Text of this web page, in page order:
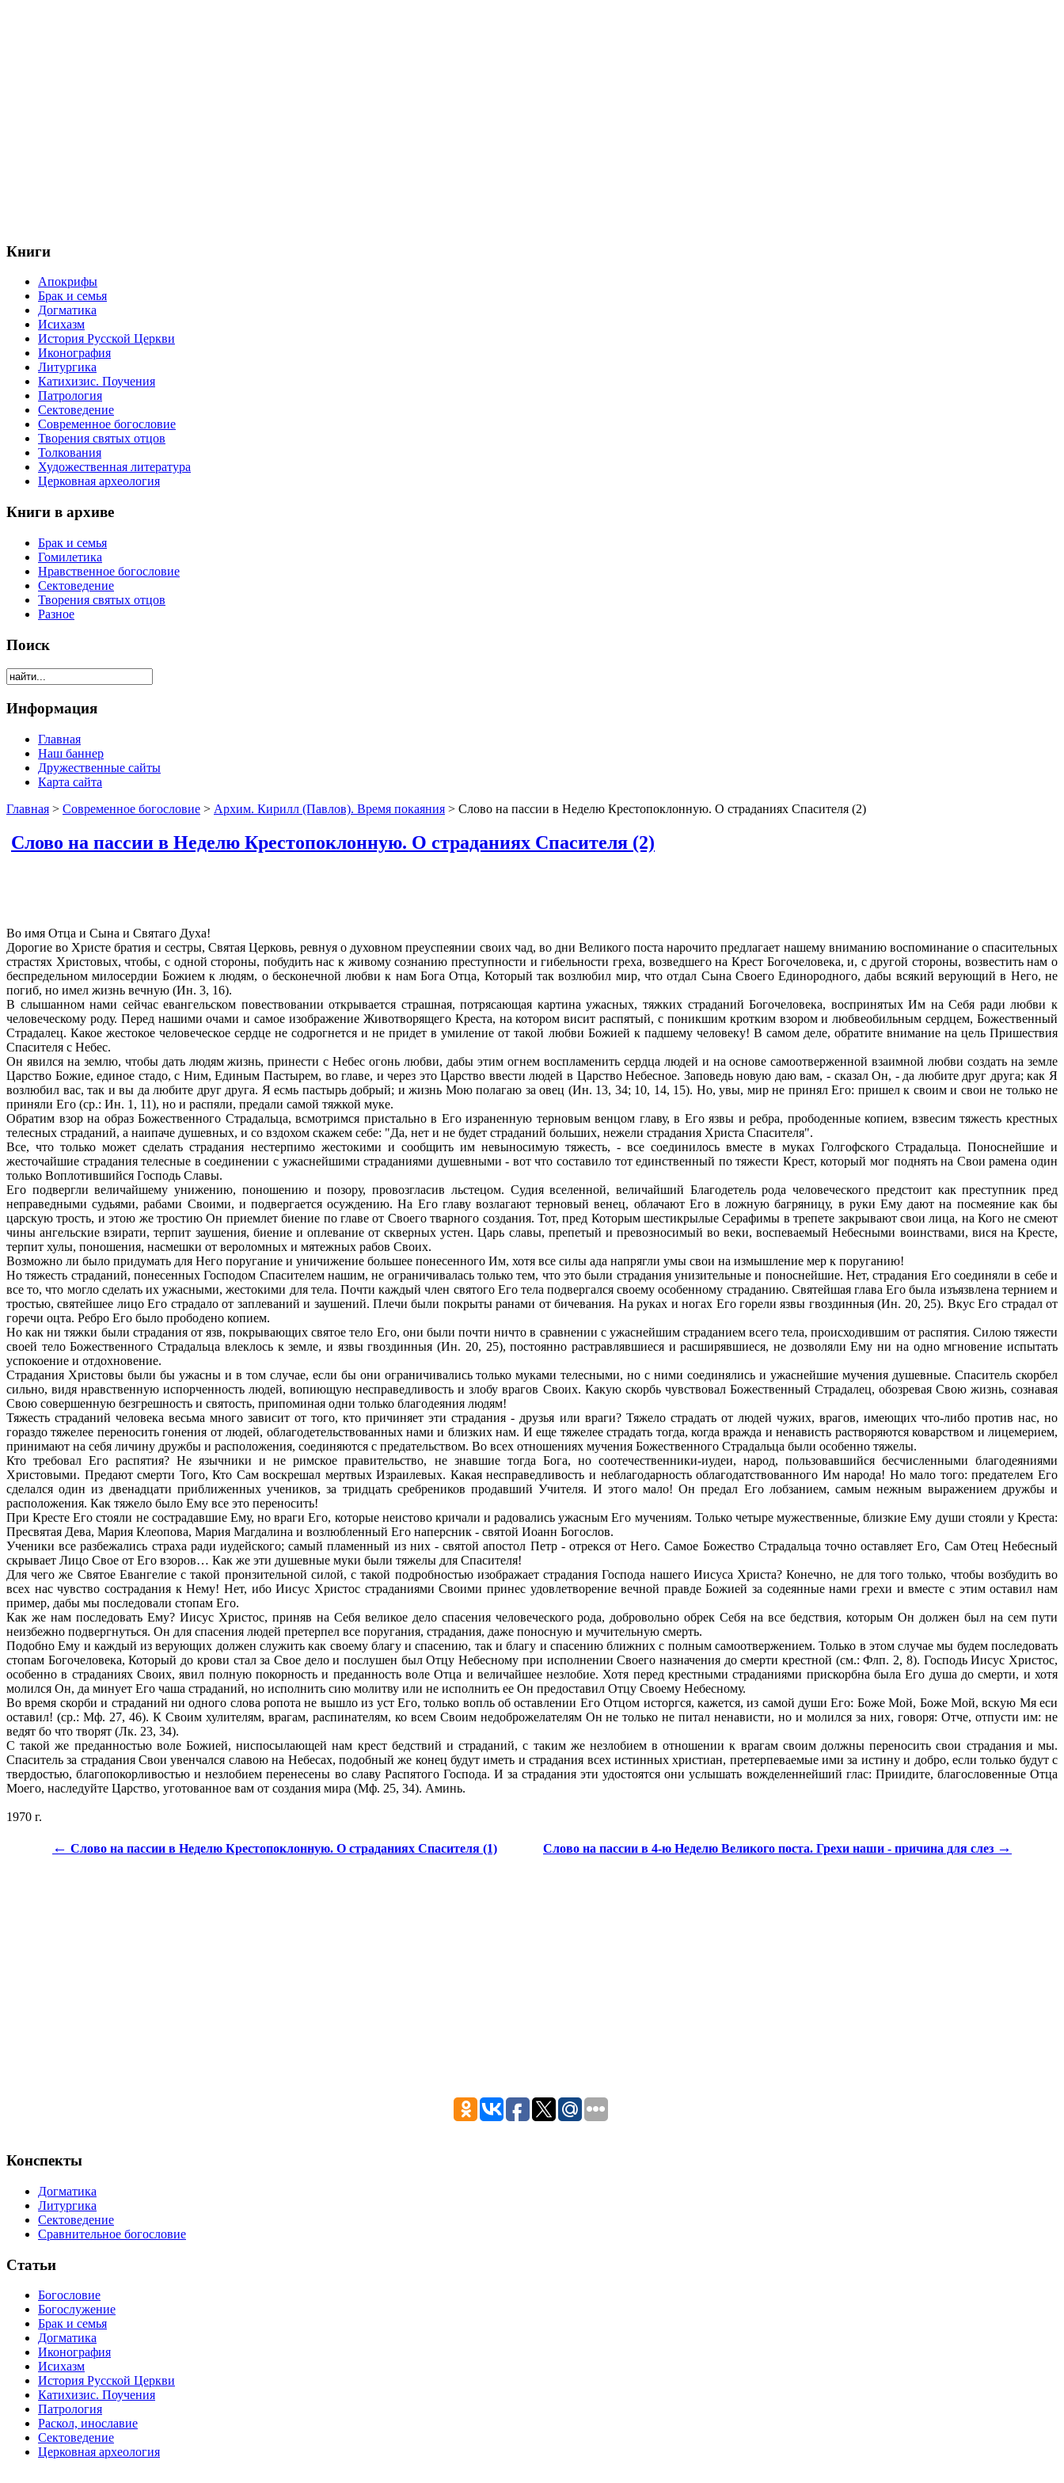
Книги
Апокрифы
Брак и семья
Догматика
Исихазм
История Русской Церкви
Иконография
Литургика
Катихизис. Поучения
Патрология
Сектоведение
Современное богословие
Творения святых отцов
Толкования
Художественная литература
Церковная археология
Книги в архиве
Брак и семья
Гомилетика
Нравственное богословие
Сектоведение
Творения святых отцов
Разное
Поиск
Информация
Главная
Наш баннер
Дружественные сайты
Карта сайта
Главная > Современное богословие > Архим. Кирилл (Павлов). Время покаяния > Слово на пассии в Неделю Крестопоклонную. О страданиях Спасителя (2)
Слово на пассии в Неделю Крестопоклонную. О страданиях Спасителя (2)
Во имя Отца и Сына и Святаго Духа!
Дорогие во Христе братия и сестры, Святая Церковь, ревнуя о духовном преуспеянии своих чад, во дни Великого поста нарочито предлагает нашему вниманию воспоминание о спасительных
страстях Христовых, чтобы, с одной стороны, побудить нас к живому сознанию преступности и гибельности греха, возведшего на Крест Богочеловека, и, с другой стороны, возвестить нам о
беспредельном милосердии Божием к людям, о бесконечной любви к нам Бога Отца, Который так возлюбил мир, что отдал Сына Своего Единородного, дабы всякий верующий в Него, не
погиб, но имел жизнь вечную (Ин. 3, 16).
В слышанном нами сейчас евангельском повествовании открывается страшная, потрясающая картина ужасных, тяжких страданий Богочеловека, воспринятых Им на Себя ради любви к
человеческому роду. Перед нашими очами и самое изображение Животворящего Креста, на котором висит распятый, с поникшим кротким взором и любвеобильным сердцем, Божественный
Страдалец. Какое жестокое человеческое сердце не содрогнется и не придет в умиление от такой любви Божией к падшему человеку! В самом деле, обратите внимание на цель Пришествия
Спасителя с Небес.
Он явился на землю, чтобы дать людям жизнь, принести с Небес огонь любви, дабы этим огнем воспламенить сердца людей и на основе самоотверженной взаимной любви создать на земле
Царство Божие, единое стадо, с Ним, Единым Пастырем, во главе, и через это Царство ввести людей в Царство Небесное. Заповедь новую даю вам, - сказал Он, - да любите друг друга; как Я
возлюбил вас, так и вы да любите друг друга. Я есмь пастырь добрый; и жизнь Мою полагаю за овец (Ин. 13, 34; 10, 14, 15). Но, увы, мир не принял Его: пришел к своим и свои не только не
приняли Его (ср.: Ин. 1, 11), но и распяли, предали самой тяжкой муке.
Обратим взор на образ Божественного Страдальца, всмотримся пристально в Его израненную терновым венцом главу, в Его язвы и ребра, прободенные копием, взвесим тяжесть крестных
телесных страданий, а наипаче душевных, и со вздохом скажем себе: "Да, нет и не будет страданий больших, нежели страдания Христа Спасителя".
Все, что только может сделать страдания нестерпимо жестокими и сообщить им невыносимую тяжесть, - все соединилось вместе в муках Голгофского Страдальца. Поноснейшие и
жесточайшие страдания телесные в соединении с ужаснейшими страданиями душевными - вот что составило тот единственный по тяжести Крест, который мог поднять на Свои рамена один
только Воплотившийся Господь Славы.
Его подвергли величайшему унижению, поношению и позору, провозгласив льстецом. Судия вселенной, величайший Благодетель рода человеческого предстоит как преступник пред
неправедными судьями, рабами Своими, и подвергается осуждению. На Его главу возлагают терновый венец, облачают Его в ложную багряницу, в руки Ему дают на посмеяние как бы
царскую трость, и этою же тростию Он приемлет биение по главе от Своего тварного создания. Тот, пред Которым шестикрылые Серафимы в трепете закрывают свои лица, на Кого не смеют
чины ангельские взирати, терпит заушения, биение и оплевание от скверных устен. Царь славы, препетый и превозносимый во веки, воспеваемый Небесными воинствами, вися на Кресте,
терпит хулы, поношения, насмешки от вероломных и мятежных рабов Своих.
Возможно ли было придумать для Него поругание и уничижение большее понесенного Им, хотя все силы ада напрягли умы свои на измышление мер к поруганию!
Но тяжесть страданий, понесенных Господом Спасителем нашим, не ограничивалась только тем, что это были страдания унизительные и поноснейшие. Нет, страдания Его соединяли в себе и
все то, что могло сделать их ужасными, жестокими для тела. Почти каждый член святого Его тела подвергался своему особенному страданию. Святейшая глава Его была изъязвлена тернием и
тростью, святейшее лицо Его страдало от заплеваний и заушений. Плечи были покрыты ранами от бичевания. На руках и ногах Его горели язвы гвоздинныя (Ин. 20, 25). Вкус Его страдал от
горечи оцта. Ребро Его было прободено копием.
Но как ни тяжки были страдания от язв, покрывающих святое тело Его, они были почти ничто в сравнении с ужаснейшим страданием всего тела, происходившим от распятия. Силою тяжести
своей тело Божественного Страдальца влеклось к земле, и язвы гвоздинныя (Ин. 20, 25), постоянно растравлявшиеся и расширявшиеся, не дозволяли Ему ни на одно мгновение испытать
успокоение и отдохновение.
Страдания Христовы были бы ужасны и в том случае, если бы они ограничивались только муками телесными, но с ними соединялись и ужаснейшие мучения душевные. Спаситель скорбел
сильно, видя нравственную испорченность людей, вопиющую несправедливость и злобу врагов Своих. Какую скорбь чувствовал Божественный Страдалец, обозревая Свою жизнь, сознавая
Свою совершенную безгрешность и святость, припоминая одни только благодеяния людям!
Тяжесть страданий человека весьма много зависит от того, кто причиняет эти страдания - друзья или враги? Тяжело страдать от людей чужих, врагов, имеющих что-либо против нас, но
гораздо тяжелее переносить гонения от людей, облагодетельствованных нами и близких нам. И еще тяжелее страдать тогда, когда вражда и ненависть растворяются коварством и лицемерием,
принимают на себя личину дружбы и расположения, соединяются с предательством. Во всех отношениях мучения Божественного Страдальца были особенно тяжелы.
Кто требовал Его распятия? Не язычники и не римское правительство, не знавшие тогда Бога, но соотечественники-иудеи, народ, пользовавшийся бесчисленными благодеяниями
Христовыми. Предают смерти Того, Кто Сам воскрешал мертвых Израилевых. Какая несправедливость и неблагодарность облагодатствованного Им народа! Но мало того: предателем Его
сделался один из двенадцати приближенных учеников, за тридцать сребреников продавший Учителя. И этого мало! Он предал Его лобзанием, самым нежным выражением дружбы и
расположения. Как тяжело было Ему все это переносить!
При Кресте Его стояли не сострадавшие Ему, но враги Его, которые неистово кричали и радовались ужасным Его мучениям. Только четыре мужественные, близкие Ему души стояли у Креста:
Пресвятая Дева, Мария Клеопова, Мария Магдалина и возлюбленный Его наперсник - святой Иоанн Богослов.
Ученики все разбежались страха ради иудейского; самый пламенный из них - святой апостол Петр - отрекся от Него. Самое Божество Страдальца точно оставляет Его, Сам Отец Небесный
скрывает Лицо Свое от Его взоров… Как же эти душевные муки были тяжелы для Спасителя!
Для чего же Святое Евангелие с такой пронзительной силой, с такой подробностью изображает страдания Господа нашего Иисуса Христа? Конечно, не для того только, чтобы возбудить во
всех нас чувство сострадания к Нему! Нет, ибо Иисус Христос страданиями Своими принес удовлетворение вечной правде Божией за содеянные нами грехи и вместе с этим оставил нам
пример, дабы мы последовали стопам Его.
Как же нам последовать Ему? Иисус Христос, приняв на Себя великое дело спасения человеческого рода, добровольно обрек Себя на все бедствия, которым Он должен был на сем пути
неизбежно подвергнуться. Он для спасения людей претерпел все поругания, страдания, даже поносную и мучительную смерть.
Подобно Ему и каждый из верующих должен служить как своему благу и спасению, так и благу и спасению ближних с полным самоотвержением. Только в этом случае мы будем последовать
стопам Богочеловека, Который до крови стал за Свое дело и послушен был Отцу Небесному при исполнении Своего назначения до смерти крестной (см.: Флп. 2, 8). Господь Иисус Христос,
особенно в страданиях Своих, явил полную покорность и преданность воле Отца и величайшее незлобие. Хотя перед крестными страданиями прискорбна была Его душа до смерти, и хотя
молился Он, да минует Его чаша страданий, но исполнить сию молитву или не исполнить ее Он предоставил Отцу Своему Небесному.
Во время скорби и страданий ни одного слова ропота не вышло из уст Его, только вопль об оставлении Его Отцом исторгся, кажется, из самой души Его: Боже Мой, Боже Мой, вскую Мя еси
оставил! (ср.: Мф. 27, 46). К Своим хулителям, врагам, распинателям, ко всем Своим недоброжелателям Он не только не питал ненависти, но и молился за них, говоря: Отче, отпусти им: не
ведят бо что творят (Лк. 23, 34).
С такой же преданностью воле Божией, ниспосылающей нам крест бедствий и страданий, с таким же незлобием в отношении к врагам своим должны переносить свои страдания и мы.
Спаситель за страдания Свои увенчался славою на Небесах, подобный же конец будут иметь и страдания всех истинных христиан, претерпеваемые ими за истину и добро, если только будут с
твердостью, благопокорливостью и незлобием перенесены во славу Распятого Господа. И за страдания эти удостоятся они услышать вожделеннейший глас: Приидите, благословенные Отца
Моего, наследуйте Царство, уготованное вам от создания мира (Мф. 25, 34). Аминь.
1970 г.
← Слово на пассии в Неделю Крестопоклонную. О страданиях Спасителя (1) Слово на пассии в 4-ю Неделю Великого поста. Грехи наши - причина для слез →
Конспекты
Догматика
Литургика
Сектоведение
Сравнительное богословие
Статьи
Богословие
Богослужение
Брак и семья
Догматика
Иконография
Исихазм
История Русской Церкви
Катихизис. Поучения
Патрология
Раскол, инославие
Сектоведение
Церковная археология